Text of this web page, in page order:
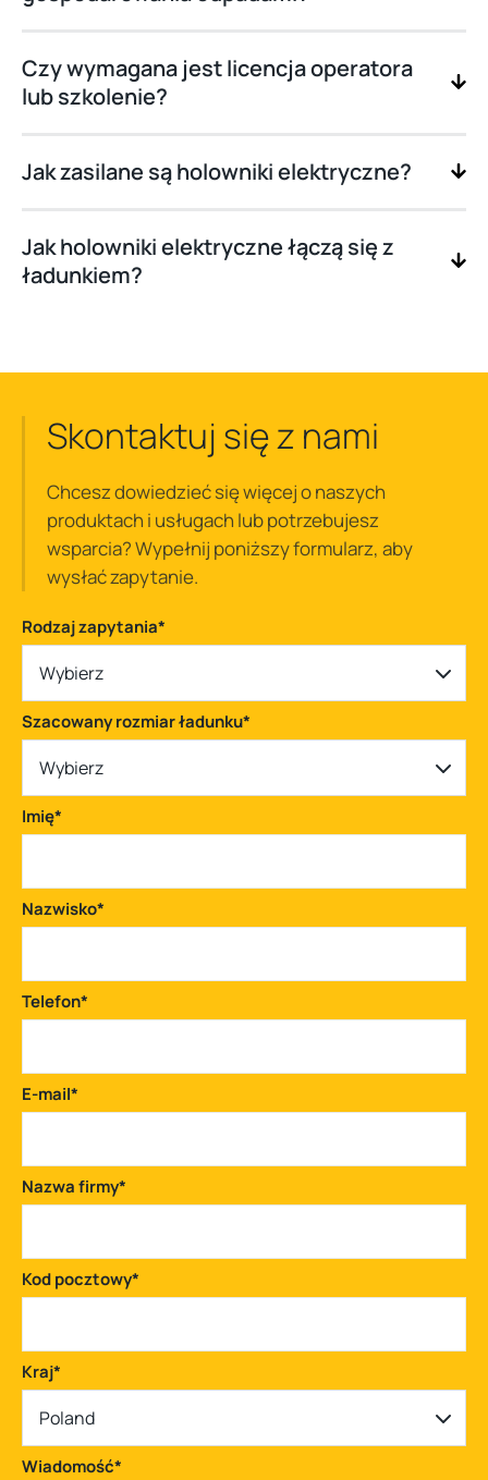
Czy wymagana jest licencja operatora
lub szkolenie?
Jak zasilane są holowniki elektryczne?
Jak holowniki elektryczne łączą się z
ładunkiem?
Skontaktuj się z nami
Chcesz dowiedzieć się więcej o naszych
produktach i usługach lub potrzebujesz
wsparcia? Wypełnij poniższy formularz, aby
wysłać zapytanie.
Rodzaj zapytania*
Wybierz
Szacowany rozmiar ładunku*
Wybierz
Imię*
Nazwisko*
Telefon*
E-mail*
Nazwa firmy*
Kod pocztowy*
Kraj*
Poland
Wiadomość*